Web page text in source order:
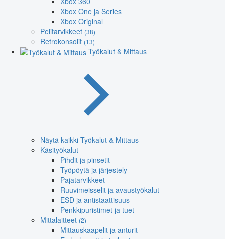
Xbox One ja Series
Xbox Original
Pelitarvikkeet (38)
Retrokonsolit (13)
Työkalut & Mittaus
Näytä kaikki Työkalut & Mittaus
Käsityökalut
Pihdit ja pinsetit
Työpöytä ja järjestely
Pajatarvikkeet
Ruuvimeisselit ja avaustyökalut
ESD ja antistaattisuus
Penkkipuristimet ja tuet
Mittalaitteet (2)
Mittauskaapelit ja anturit